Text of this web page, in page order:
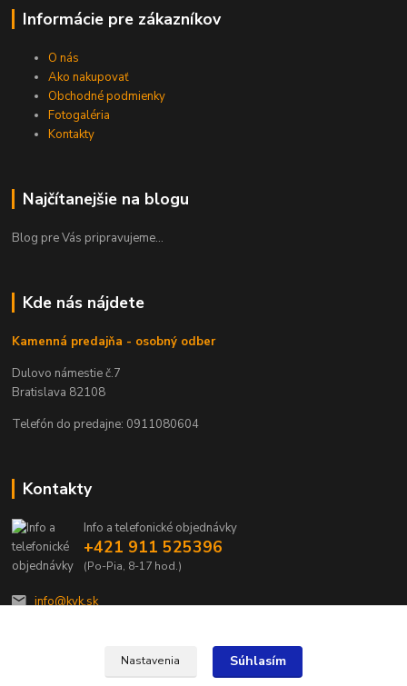
Informácie pre zákazníkov
O nás
Ako nakupovať
Obchodné podmienky
Fotogaléria
Kontakty
Najčítanejšie na blogu
Blog pre Vás pripravujeme...
Kde nás nájdete
Kamenná predajňa - osobný odber
Dulovo námestie č.7
Bratislava 82108
Telefón do predajne: 0911080604
Kontakty
Info a telefonické objednávky
+421 911 525396
(Po-Pia, 8-17 hod.)
info@kvk.sk
Nastavenia Súhlasím